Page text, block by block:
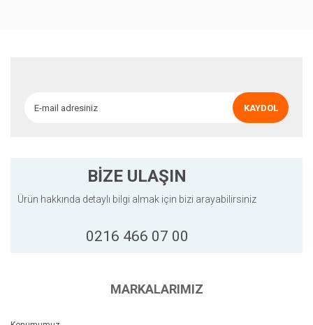
KAYDOL
BİZE ULAŞIN
Ürün hakkında detaylı bilgi almak için bizi arayabilirsiniz
0216 466 07 00
MARKALARIMIZ